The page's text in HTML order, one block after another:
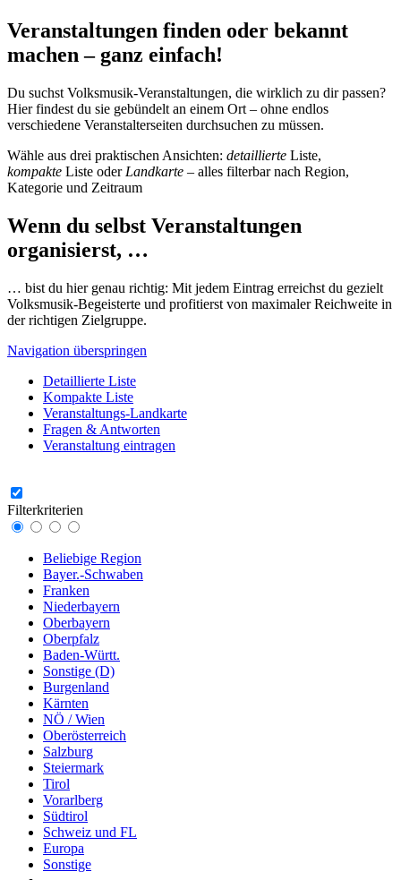
Veranstaltungen finden oder bekannt
machen – ganz einfach!
Du suchst Volksmusik-Veranstaltungen, die wirklich zu dir passen?
Hier findest du sie gebündelt an einem Ort – ohne endlos
verschiedene Veranstalterseiten durchsuchen zu müssen.
Wähle aus drei praktischen Ansichten: detaillierte Liste,
kompakte Liste oder Landkarte – alles filterbar nach Region,
Kategorie und Zeitraum
Wenn du selbst Veranstaltungen
organisierst, …
… bist du hier genau richtig: Mit jedem Eintrag erreichst du gezielt
Volksmusik-Begeisterte und profitierst von maximaler Reichweite in
der richtigen Zielgruppe.
Navigation überspringen
Detaillierte Liste
Kompakte Liste
Veranstaltungs-Landkarte
Fragen & Antworten
Veranstaltung eintragen
Filterkriterien
Beliebige Region
Bayer.-Schwaben
Franken
Niederbayern
Oberbayern
Oberpfalz
Baden-Württ.
Sonstige (D)
Burgenland
Kärnten
NÖ / Wien
Oberösterreich
Salzburg
Steiermark
Tirol
Vorarlberg
Südtirol
Schweiz und FL
Europa
Sonstige